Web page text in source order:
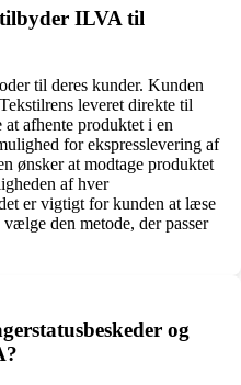
ILVA til
til deres kunder. Kunden
leveret direkte til
afhente produktet i en
for ekspresslevering af
ønsker at modtage produktet
af ​​hver
er vigtigt for kunden at læse
den metode, der passer
og